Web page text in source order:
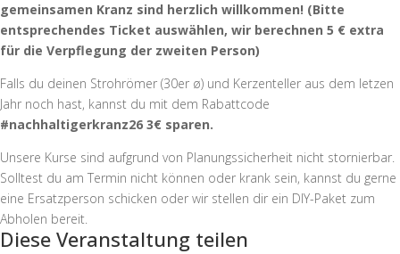
gemeinsamen Kranz sind herzlich willkommen! (Bitte
entsprechendes Ticket auswählen, wir berechnen 5 € extra
für die Verpflegung der zweiten Person)
Falls du deinen Strohrömer (30er ø) und Kerzenteller aus dem letzen
Jahr noch hast, kannst du mit dem Rabattcode
#nachhaltigerkranz26 3€ sparen.
Unsere Kurse sind aufgrund von Planungssicherheit nicht stornierbar.
Solltest du am Termin nicht können oder krank sein, kannst du gerne
eine Ersatzperson schicken oder wir stellen dir ein DIY-Paket zum
Abholen bereit.
Diese Veranstaltung teilen